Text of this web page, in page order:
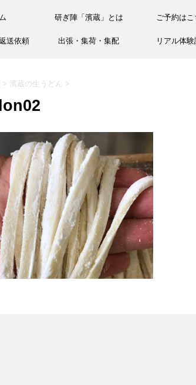
研ぎ陣「濱蔵」とは ご予約はこ
送依頼 出張・集荷・集配 リアル体
> 濱蔵の生うどん >